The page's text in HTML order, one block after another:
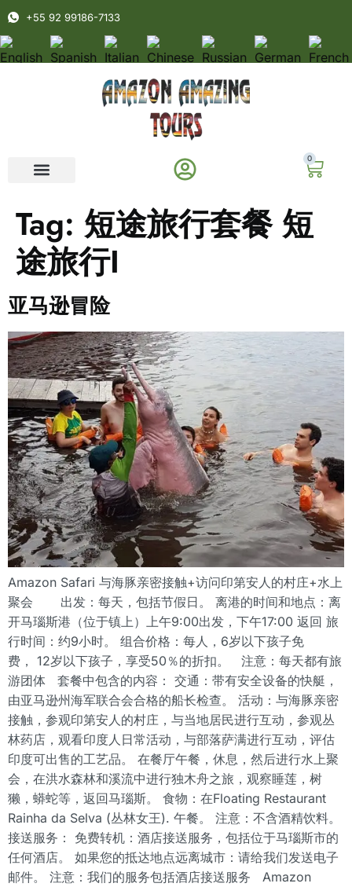
+55 92 99186-7133
0
Tag: 短途旅行套餐 短
途旅行I
亚马逊冒险
Amazon Safari 与海豚亲密接触+访问印第安人的村庄+水上
聚会 出发：每天，包括节假日。 离港的时间和地点：离
开马瑙斯港（位于镇上）上午9:00出发，下午17:00 返回 旅
行时间：约9小时。 组合价格：每人，6岁以下孩子免
费， 12岁以下孩子，享受50％的折扣。 注意：每天都有旅
游团体 套餐中包含的内容： 交通：带有安全设备的快艇，
由亚马逊州海军联合会合格的船长检查。 活动：与海豚亲密
接触，参观印第安人的村庄，与当地居民进行互动，参观丛
林药店，观看印度人日常活动，与部落萨满进行互动，评估
印度可出售的工艺品。 在餐厅午餐，休息，然后进行水上聚
会，在洪水森林和溪流中进行独木舟之旅，观察睡莲，树
獭，蟒蛇等，返回马瑙斯。 食物：在Floating Restaurant
Rainha da Selva (丛林女王). 午餐。 注意：不含酒精饮料。
接送服务： 免费转机：酒店接送服务，包括位于马瑙斯市的
任何酒店。 如果您的抵达地点远离城市：请给我们发送电子
邮件。 注意：我们的服务包括酒店接送服务 Amazon